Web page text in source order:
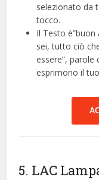
selezionato da
tocco.
Il Testo
sei, tutto ciò
essere”, parole
esprimono il
5. LAC